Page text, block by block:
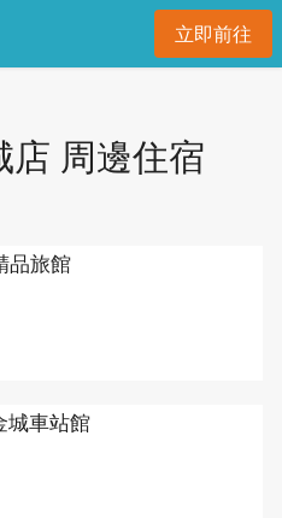
立即前往開
店 周邊住宿
品旅館
城車站館